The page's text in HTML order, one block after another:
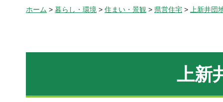
ホーム > 暮らし・環境 > 住まい・景観 > 県営住宅 > 上新井団
上新